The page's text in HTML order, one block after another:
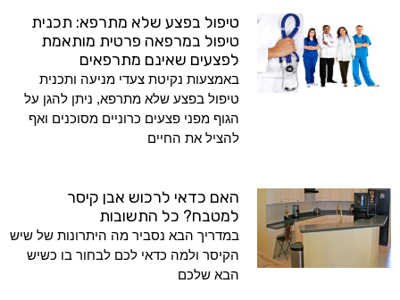
טיפול בפצע שלא מתרפא: תכנית
טיפול במרפאה פרטית מותאמת
לפצעים שאינם מתרפאים
באמצעות נקיטת צעדי מניעה ותכנית
טיפול בפצע שלא מתרפא, ניתן להגן על
הגוף מפני פצעים כרוניים מסוכנים ואף
להציל את החיים
האם כדאי לרכוש אבן קיסר
למטבח? כל התשובות
במדריך הבא נסביר מה היתרונות של שיש
הקיסר ולמה כדאי לכם לבחור בו כשיש
הבא שלכם